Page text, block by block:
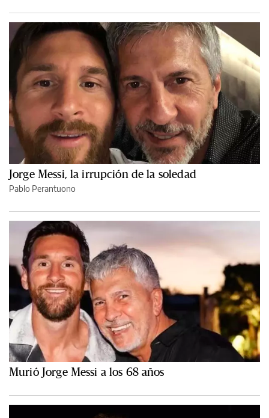
Jorge Messi, la irrupción de la soledad
Pablo Perantuono
Murió Jorge Messi a los 68 años